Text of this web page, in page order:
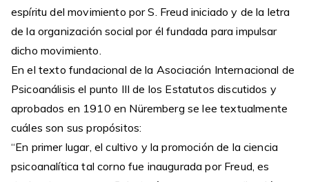
espíritu del movimiento por S. Freud iniciado y de la letra
de la organización social por él fundada para impulsar
dicho movimiento.
En el texto fundacional de la Asociación Internacional de
Psicoanálisis el punto III de los Estatutos discutidos y
aprobados en 1910 en Nüremberg se lee textualmente
cuáles son sus propósitos:
“En primer lugar, el cultivo y la promoción de la ciencia
psicoanalítica tal corno fue inaugurada por Freud, es